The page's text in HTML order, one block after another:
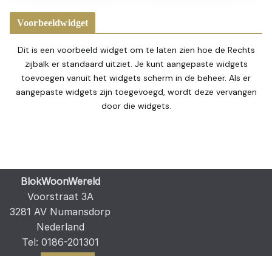
Voorbeeldwidget
Dit is een voorbeeld widget om te laten zien hoe de Rechts
zijbalk er standaard uitziet. Je kunt aangepaste widgets
toevoegen vanuit het widgets scherm in de beheer. Als er
aangepaste widgets zijn toegevoegd, wordt deze vervangen
door die widgets.
BlokWoonWereld
Voorstraat 3A
3281 AV Numansdorp
Nederland
Tel: 0186-201301